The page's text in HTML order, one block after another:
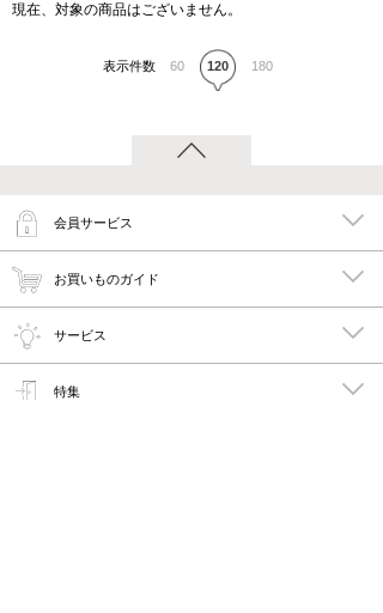
現在、対象の商品はございません。
表示件数 60 120 180
会員サービス
お買いものガイド
サービス
特集